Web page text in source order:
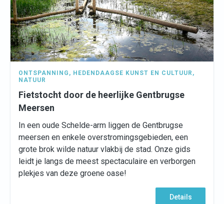
ONTSPANNING , HEDENDAAGSE KUNST EN CULTUUR ,
NATUUR
Fietstocht door de heerlijke Gentbrugse
Meersen
In een oude Schelde-arm liggen de Gentbrugse
meersen en enkele overstromingsgebieden, een
grote brok wilde natuur vlakbij de stad. Onze gids
leidt je langs de meest spectaculaire en verborgen
plekjes van deze groene oase!
Details